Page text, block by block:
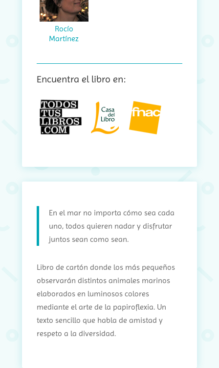
Rocío
Martínez
Encuentra el libro en:
En el mar no importa cómo sea cada
uno, todos quieren nadar y disfrutar
juntos sean como sean.
Libro de cartón donde los más pequeños
observarán distintos animales marinos
elaborados en luminosos colores
mediante el arte de la papiroflexia. Un
texto sencillo que habla de amistad y
respeto a la diversidad.